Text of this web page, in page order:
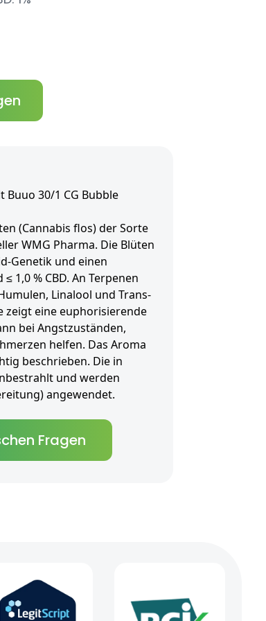
Buuo 30/1 CG Bubble
(Cannabis flos) der Sorte
WMG Pharma. Die Blüten
Genetik und einen
1,0 % CBD. An Terpenen
Linalool und Trans-
zeigt eine euphorisierende
bei Angstzuständen,
helfen. Das Aroma
beschrieben. Die in
und werden
angewendet.
Fragen